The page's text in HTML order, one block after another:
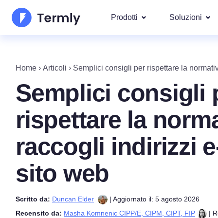
Prodotti
Privacy
Generatore di
Generatore di EULA
Generatore di Clausola
Soluzioni
Le nostre
IAB
DSAR
Per
La roadmap dei prodotti Termly
Novità Termly
Home › Articoli › Semplici consigli per rispettare la
Semplici consigli
rispettare la
raccogli indirizzi
sito web
Scritto da: Duncan Elder
| Aggiornato il: 5 agosto 2026
Recensito da: Masha Komnenic CIPP/E, CIPM, CIPT, FIP
|